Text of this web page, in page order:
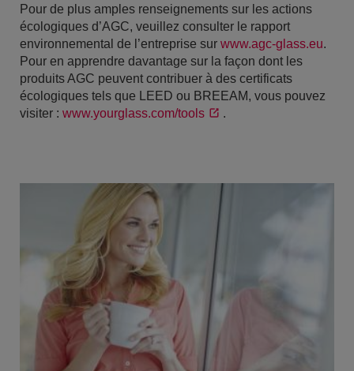
Pour de plus amples renseignements sur les actions
écologiques d’AGC, veuillez consulter le rapport
environnemental de l’entreprise sur www.agc-glass.eu.
Pour en apprendre davantage sur la façon dont les
produits AGC peuvent contribuer à des certificats
écologiques tels que LEED ou BREEAM, vous pouvez
visiter : www.yourglass.com/tools .